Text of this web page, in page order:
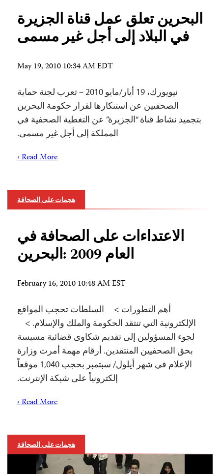
البحرين تعلق عمل قناة الجزيرة
في البلاد إلى أجل غير مسمى
May 19, 2010 10:34 AM EDT
نيويورك، 19 أيار/مايو 2010 – تعرب لجنة حماية
الصحفيين عن استنكارها لقرار حكومة البحرين
بتجميد نشاط قناة “الجزيرة” عن التغطية الصحفية في
المملكة إلى أجل غير مسمى.
Read More ›
هجمات على الصحافة
الاعتداءات على الصحافة في
العام 2009 :البحرين
February 16, 2010 10:48 AM EST
أهم التطورات > السلطات تحجب المواقع
الإلكترونية التي تنتقد الحكومة والملك والإسلام. >
لجوء المسؤولين إلى تقديم شكاوى قضائية مسيسة
بحق الصحفيين المنتقدين. أرقام مهمة أمرت وزارة
الإعلام في شهر أيلول/ سبتمبر بحجب 1,040 موقعاً
إلكترونياً على شبكة الإنترنت.
Read More ›
هجمات على الصحافة